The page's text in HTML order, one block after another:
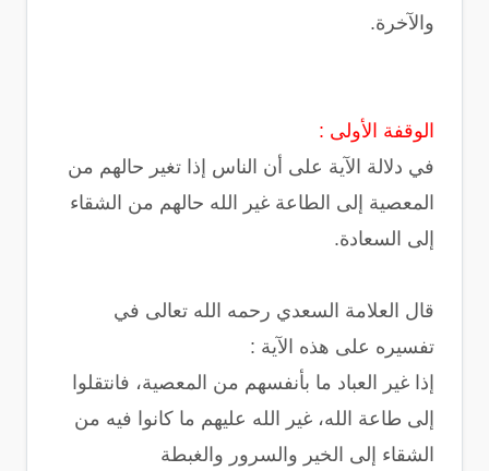
والآخرة.
الوقفة الأولى :
في دلالة الآية على أن الناس إذا تغير حالهم من
المعصية إلى الطاعة غير الله حالهم من الشقاء
إلى السعادة.
قال العلامة السعدي رحمه الله تعالى في
تفسيره على هذه الآية :
إذا غير العباد ما بأنفسهم من المعصية، فانتقلوا
إلى طاعة الله، غير الله عليهم ما كانوا فيه من
الشقاء إلى الخير والسرور والغبطة